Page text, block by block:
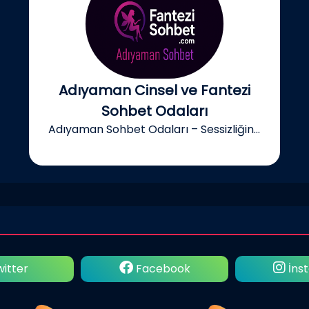
Adıyaman Cinsel ve Fantezi
Sohbet Odaları
Adıyaman Sohbet Odaları – Sessizliğin...
Facebook